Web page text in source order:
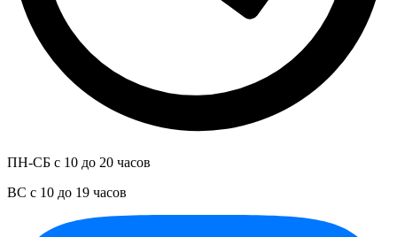
ПН-СБ с 10 до 20 часов
ВС с 10 до 19 часов